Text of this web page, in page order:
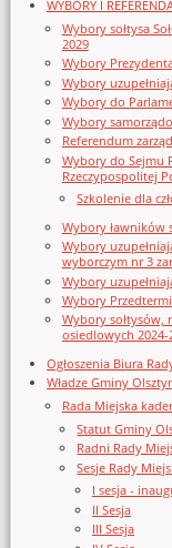
WYBORY I
Wybory sołtysa
2029
Wybory
Wybory
Wybory do
Wybory
Referendum
Wybory do Sejmu
Rzeczypospolitej
Szkolenie dla
Wybory ławników
Wybory
wyborczym nr 3
Wybory
Wybory
Wybory sołtysów,
osiedlowych 2024-
Ogłoszenia Biura
Władze Gminy
Rada Miejska
Statut Gminy
Radni Rady
Sesje Rady
I sesja -
II Sesja
III Sesja